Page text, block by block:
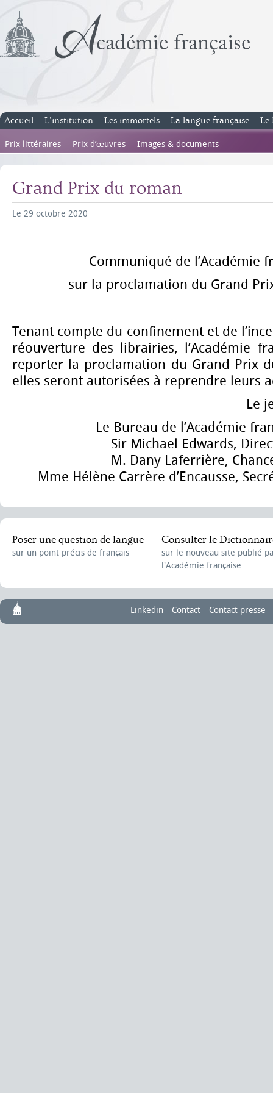
Accueil L’institution Les immortels La langue française Le
Prix littéraires Prix d’œuvres Images & documents
Grand Prix du roman
Le 29 octobre 2020
Communiqué de l’Académie
sur la proclamation du Grand
Tenant compte du confinement et de
réouverture des librairies, l’Académie
reporter la proclamation du Grand Prix
elles seront autorisées à reprendre leurs
Le
Le Bureau de l’Académie
Sir Michael Edwards,
M. Dany Laferrière,
Mme Hélène Carrère d’Encausse,
Poser une question de langue
sur un point précis de français
Consulter le
sur le nouveau site publié
l'Académie française
Linkedin Contact Contact presse